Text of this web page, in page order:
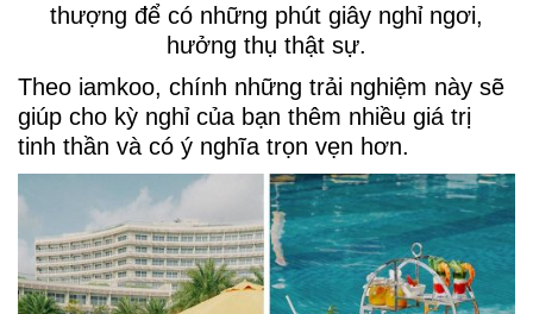
thượng để có những phút giây nghỉ ngơi,
hưởng thụ thật sự.
Theo iamkoo, chính những trải nghiệm này sẽ
giúp cho kỳ nghỉ của bạn thêm nhiều giá trị
tinh thần và có ý nghĩa trọn vẹn hơn.